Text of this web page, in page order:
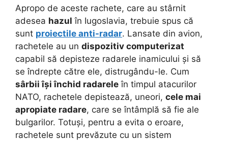
Apropo de aceste rachete, care au stârnit
adesea hazul în Iugoslavia, trebuie spus că
sunt proiectile anti-radar. Lansate din avion,
rachetele au un dispozitiv computerizat
capabil să depisteze radarele inamicului și să
se îndrepte către ele, distrugându-le. Cum
sârbii își închid radarele în timpul atacurilor
NATO, rachetele depistează, uneori, cele mai
apropiate radare, care se întâmplă să fie ale
bulgarilor. Totuși, pentru a evita o eroare,
rachetele sunt prevăzute cu un sistem